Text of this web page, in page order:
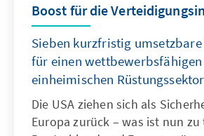
Boost für die
Sieben kurzfristig
für einen wettbewerbsfähigen
einheimischen Rüstungssektor
Die USA ziehen sich als
Europa zurück – was ist nun zu